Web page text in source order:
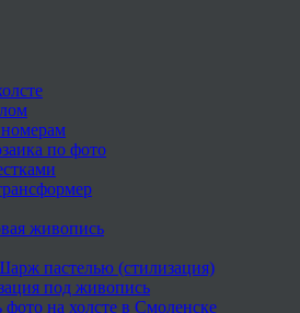
по фото
живопись
пастелью (стилизация)
под живопись
фото на холсте в Смоленске